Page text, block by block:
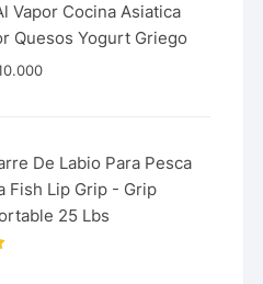
Vapor Cocina Asiatica
Quesos Yogurt Griego
De Labio Para Pesca
Fish Lip Grip - Grip
25 Lbs